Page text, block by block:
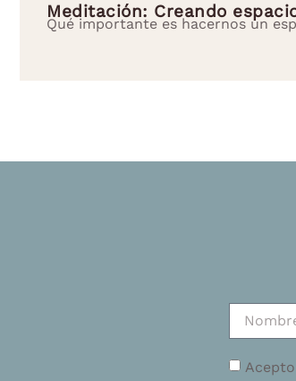
Meditación: Creando
Qué importante es hacernos un